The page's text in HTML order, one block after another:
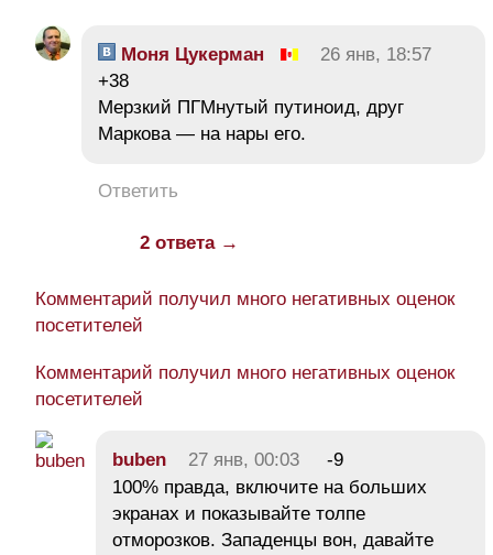
Моня Цукерман
26 янв, 18:57
+38
Мерзкий ПГМнутый путиноид, друг
Маркова — на нары его.
Ответить
2 ответа →
Комментарий получил много негативных оценок
посетителей
Комментарий получил много негативных оценок
посетителей
buben 27 янв, 00:03
-9
100% правда, включите на больших
экранах и показывайте толпе
отморозков. Западенцы вон, давайте